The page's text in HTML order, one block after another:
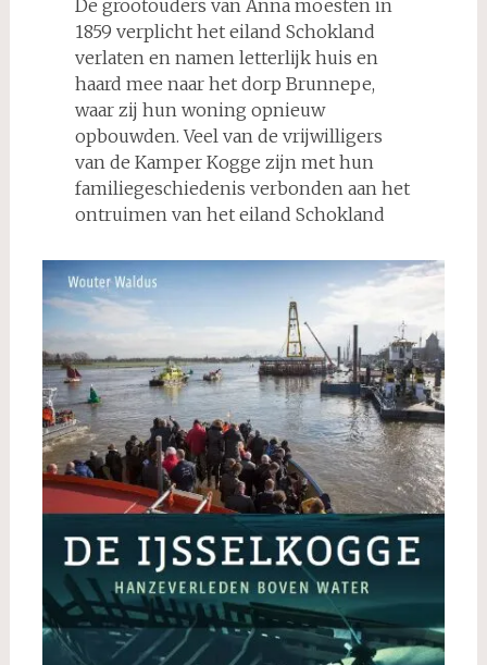
De grootouders van Anna moesten in
1859 verplicht het eiland Schokland
verlaten en namen letterlijk huis en
haard mee naar het dorp Brunnepe,
waar zij hun woning opnieuw
opbouwden. Veel van de vrijwilligers
van de Kamper Kogge zijn met hun
familiegeschiedenis verbonden aan het
ontruimen van het eiland Schokland